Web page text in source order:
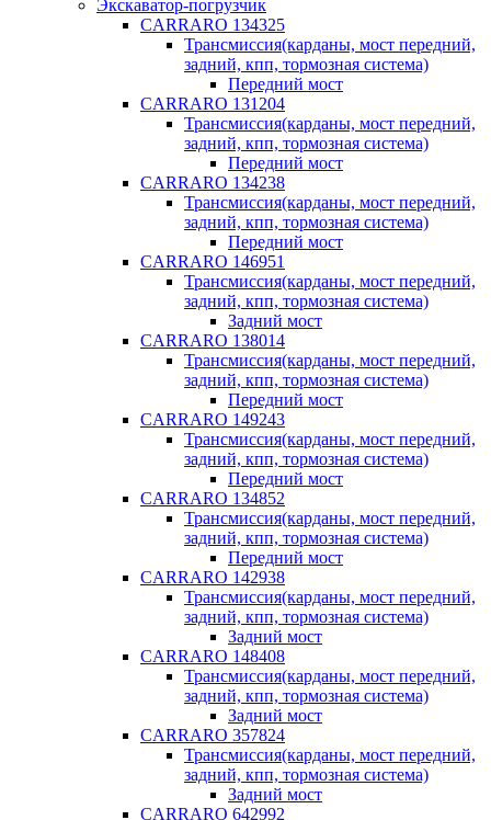
Экскаватор-погрузчик
CARRARO 134325
Трансмиссия(карданы, мост передний,
задний, кпп, тормозная система)
Передний мост
CARRARO 131204
Трансмиссия(карданы, мост передний,
задний, кпп, тормозная система)
Передний мост
CARRARO 134238
Трансмиссия(карданы, мост передний,
задний, кпп, тормозная система)
Передний мост
CARRARO 146951
Трансмиссия(карданы, мост передний,
задний, кпп, тормозная система)
Задний мост
CARRARO 138014
Трансмиссия(карданы, мост передний,
задний, кпп, тормозная система)
Передний мост
CARRARO 149243
Трансмиссия(карданы, мост передний,
задний, кпп, тормозная система)
Передний мост
CARRARO 134852
Трансмиссия(карданы, мост передний,
задний, кпп, тормозная система)
Передний мост
CARRARO 142938
Трансмиссия(карданы, мост передний,
задний, кпп, тормозная система)
Задний мост
CARRARO 148408
Трансмиссия(карданы, мост передний,
задний, кпп, тормозная система)
Задний мост
CARRARO 357824
Трансмиссия(карданы, мост передний,
задний, кпп, тормозная система)
Задний мост
CARRARO 642992